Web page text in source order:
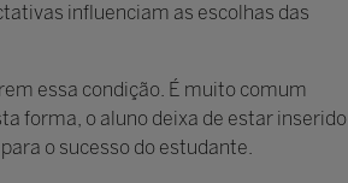
influenciam as escolhas das
essa condição. É muito comum
forma, o aluno deixa de estar inserido
o sucesso do estudante.